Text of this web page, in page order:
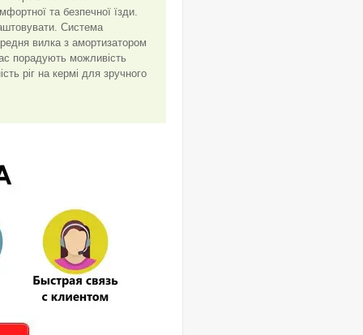
та безпечної їзди.
Система
вилка з амортизатором
порадують можливість
ріг на кермі для зручного